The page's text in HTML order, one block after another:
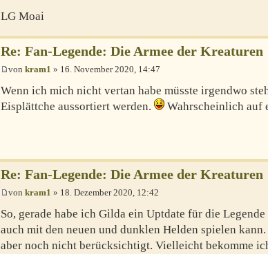
LG Moai
Re: Fan-Legende: Die Armee der Kreaturen
von kram1 » 16. November 2020, 14:47
Wenn ich mich nicht vertan habe müsste irgendwo
Eisplättche aussortiert werden.
Wahrscheinlich auf
Re: Fan-Legende: Die Armee der Kreaturen
von kram1 » 18. Dezember 2020, 12:42
So, gerade habe ich Gilda ein Uptdate für die
auch mit den neuen und dunklen Helden spielen
aber noch nicht berücksichtigt. Vielleicht bekomme